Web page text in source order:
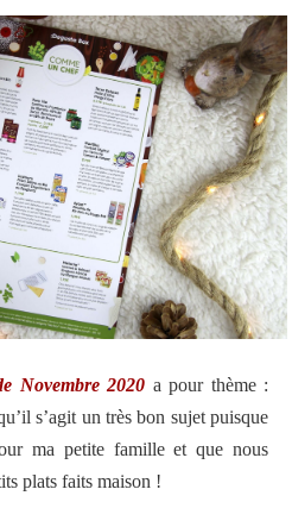
Novembre 2020 a pour thème :
s’agit un très bon sujet puisque
ma petite famille et que nous
plats faits maison !